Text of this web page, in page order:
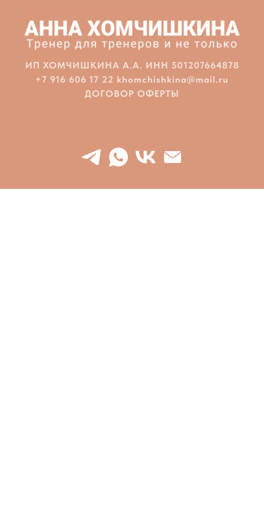
ИП ХОМЧИШКИНА А.А. ИНН 501207664878
+7 916 606 17 22 khomchishkina@mail.ru
ДОГОВОР ОФЕРТЫ